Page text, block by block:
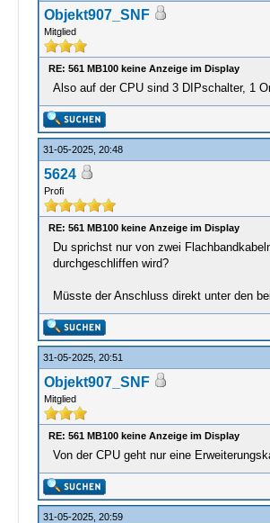
Objekt907_SNF
Mitglied
RE: 561 MB100 keine Anzeige im Display
Also auf der CPU sind 3 DIPschalter, 1
31-05-2025, 20:48
5624
Profi
RE: 561 MB100 keine Anzeige im Display
Du sprichst nur von zwei
durchgeschliffen wird?
Müsste der Anschluss direkt unter den
31-05-2025, 20:51
Objekt907_SNF
Mitglied
RE: 561 MB100 keine Anzeige im Display
Von der CPU geht nur eine
31-05-2025, 20:59